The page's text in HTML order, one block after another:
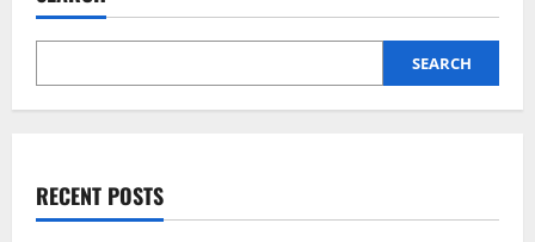
SEARCH
RECENT POSTS